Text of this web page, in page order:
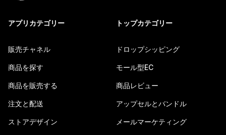
アプリカテゴリー
販売チャネル
商品を探す
商品を販売する
注文と配送
ストアデザイン
トップカテゴリー
ドロップシッピング
モール型EC
商品レビュー
アップセルとバンドル
メールマーケティング